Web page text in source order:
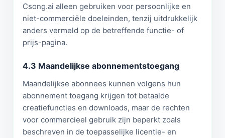
Csong.ai alleen gebruiken voor persoonlijke en
niet-commerciële doeleinden, tenzij uitdrukkelijk
anders vermeld op de betreffende functie- of
prijs-pagina.
4.3 Maandelijkse abonnementstoegang
Maandelijkse abonnees kunnen volgens hun
abonnement toegang krijgen tot betaalde
creatiefuncties en downloads, maar de rechten
voor commercieel gebruik zijn beperkt zoals
beschreven in de toepasselijke licentie- en